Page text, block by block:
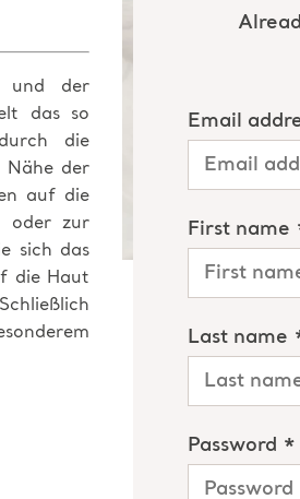
und der
das so
die
Nähe der
auf die
oder zur
sich das
die Haut